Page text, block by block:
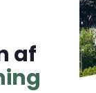
af